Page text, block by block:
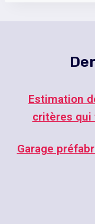
Estimation
critères qui
Garage